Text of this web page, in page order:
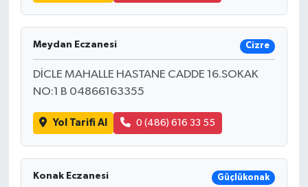
Meydan Eczanesi Cizre
DİCLE MAHALLE HASTANE CADDE 16.SOKAK
NO:1 B 04866163355
Yol Tarifi Al 0 (486) 616 33 55
Konak Eczanesi Güçlükonak